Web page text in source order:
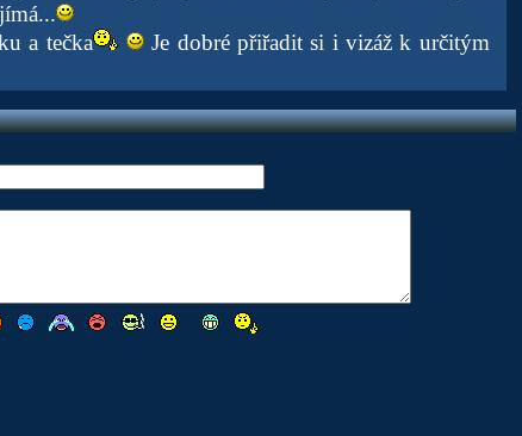
a tečka
Je dobré přiřadit si i vizáž k určitým